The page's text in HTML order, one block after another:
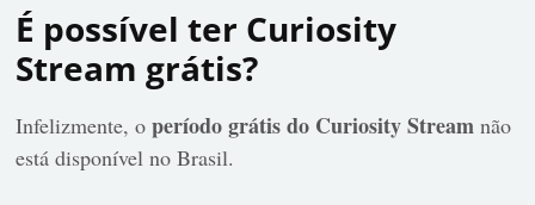
É possível ter Curiosity
Stream grátis?
Infelizmente, operíodo grátis do Curiosity Stream não
está disponível no Brasil.